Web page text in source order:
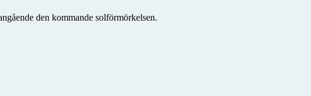
den kommande solförmörkelsen.